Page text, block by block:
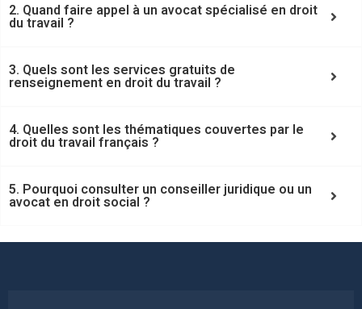
2. Quand faire appel à un avocat spécialisé en droit
du travail ?
3. Quels sont les services gratuits de
renseignement en droit du travail ?
4. Quelles sont les thématiques couvertes par le
droit du travail français ?
5. Pourquoi consulter un conseiller juridique ou un
avocat en droit social ?